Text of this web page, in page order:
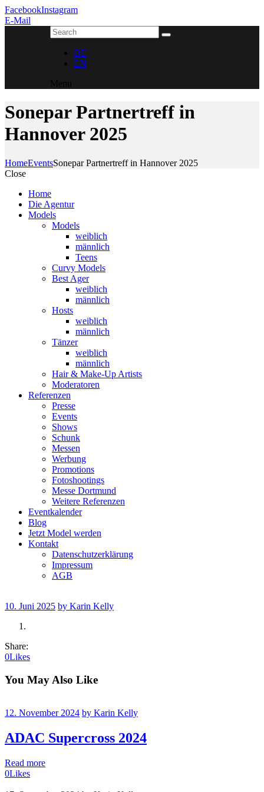
FacebookInstagram
E-Mail
DE
EN
Menu
Sonepar Partnertreff in
Hannover 2025
HomeEventsSonepar Partnertreff in Hannover 2025
Close
Home
Die Agentur
Models
Models
weiblich
männlich
Teens
Curvy Models
Best Ager
weiblich
männlich
Hosts
weiblich
männlich
Tänzer
weiblich
männlich
Hair & Make-Up Artists
Moderatoren
Referenzen
Presse
Events
Shows
Schunk
Messen
Werbung
Promotions
Fotoshootings
Messe Dortmund
Weitere Referenzen
Eventkalender
Blog
Jetzt Model werden
Kontakt
Datenschutzerklärung
Impressum
AGB
10. Juni 2025 by Karin Kelly
Share:
0Likes
You May Also Like
12. November 2024 by Karin Kelly
ADAC Supercross 2024
Read more
0Likes